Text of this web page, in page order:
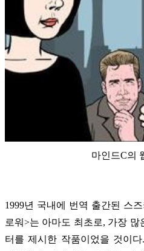
마인드C의
1999년 국내에 번역 출간된 스
로워>는 아마도 최초로, 가장
터를 제시한 작품이었을 것이